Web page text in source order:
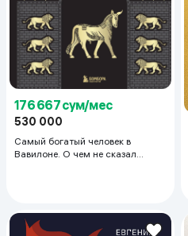
176 667 сум/мес
530 000
Самый богатый человек в
Вавилоне. О чем не сказал